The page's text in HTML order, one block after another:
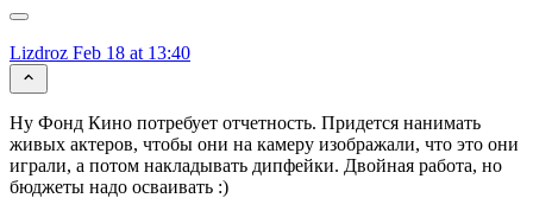
Lizdroz Feb 18 at 13:40
Ну Фонд Кино потребует отчетность. Придется нанимать
живых актеров, чтобы они на камеру изображали, что это они
играли, а потом накладывать дипфейки. Двойная работа, но
бюджеты надо осваивать :)